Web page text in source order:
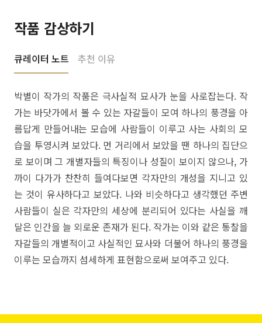
작품 감상하기
큐레이터 노트 추천 이유
박별이 작가의 작품은 극사실적 묘사가 눈을 사로잡는다. 작
가는 바닷가에서 볼 수 있는 자갈들이 모여 하나의 풍경을 아
름답게 만들어내는 모습에 사람들이 이루고 사는 사회의 모
습을 투영시켜 보았다. 먼 거리에서 보았을 땐 하나의 집단으
로 보이며 그 개별자들의 특징이나 성질이 보이지 않으나, 가
까이 다가가 찬찬히 들여다보면 각자만의 개성을 지니고 있
는 것이 유사하다고 보았다. 나와 비슷하다고 생각했던 주변
사람들이 실은 각자만의 세상에 분리되어 있다는 사실을 깨
달은 인간을 늘 외로운 존재가 된다. 작가는 이와 같은 통찰을
자갈들의 개별적이고 사실적인 묘사와 더불어 하나의 풍경을
이루는 모습까지 섬세하게 표현함으로써 보여주고 있다.